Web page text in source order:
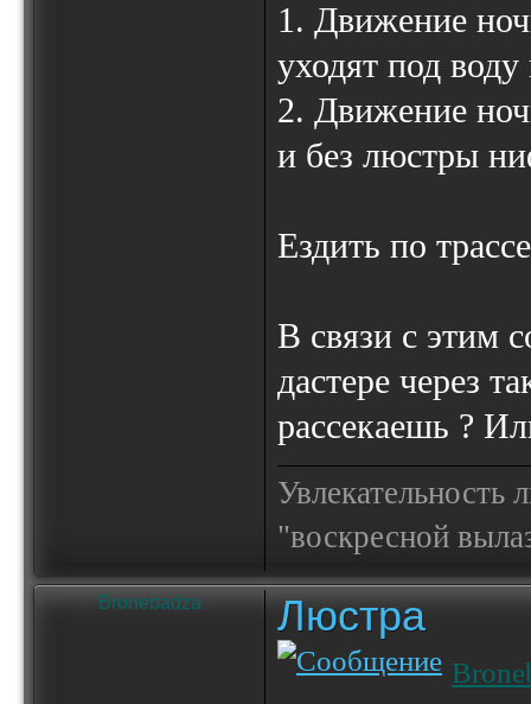
1. Движение
уходят под
2. Движение
и без люстры
Ездить по
В связи с этим
дастере через
рассекаешь ?
Увлекательность
"воскресной
Bronebadza Люстра